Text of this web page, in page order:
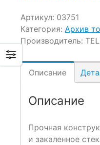
Артикул: 03751
Категория: Архив
Производитель:
Описание
Описание
Прочная
и закаленное